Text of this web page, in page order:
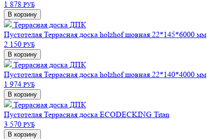
1 878 РУБ
В корзину
Террасная доска ДПК
Пустотелая Террасная доска holzhof шовная 22*145*6000 мм
2 150 РУБ
В корзину
Террасная доска ДПК
Пустотелая Террасная доска holzhof шовная 22*140*4000 мм
1 974 РУБ
В корзину
Террасная доска ДПК
Пустотелая Террасная доска ECODECKING Titan
3 570 РУБ
В корзину